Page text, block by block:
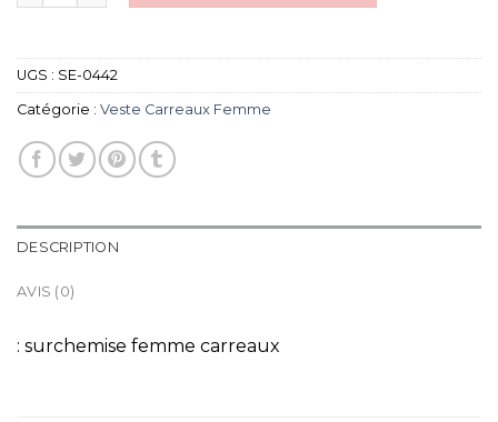
UGS : SE-0442
Catégorie : Veste Carreaux Femme
DESCRIPTION
AVIS (0)
: surchemise femme carreaux